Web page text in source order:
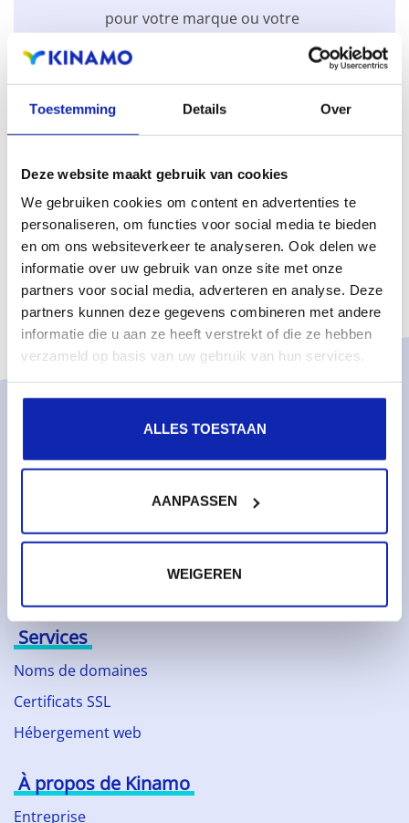
Toestemming Details Over
Deze website maakt gebruik van cookies
We gebruiken cookies om content en advertenties te
personaliseren, om functies voor social media te bieden
en om ons websiteverkeer te analyseren. Ook delen we
informatie over uw gebruik van onze site met onze
partners voor social media, adverteren en analyse. Deze
partners kunnen deze gegevens combineren met andere
informatie die u aan ze heeft verstrekt of die ze hebben
verzameld op basis van uw gebruik van hun services.
ALLES TOESTAAN
AANPASSEN
WEIGEREN
pour votre marque ou votre
entreprise, mieux c'est.
incorrectes des visiteurs et assurez-
facile à retenir.
Services gérés
Serveurs dédiés gérés
Services
Noms de domaines
Certificats SSL
Hébergement web
À propos de Kinamo
Entreprise